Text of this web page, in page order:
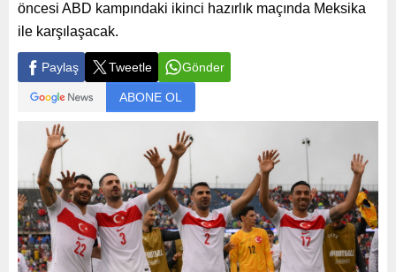
öncesi ABD kampındaki ikinci hazırlık maçında Meksika
ile karşılaşacak.
Paylaş Tweetle Gönder
ABONE OL